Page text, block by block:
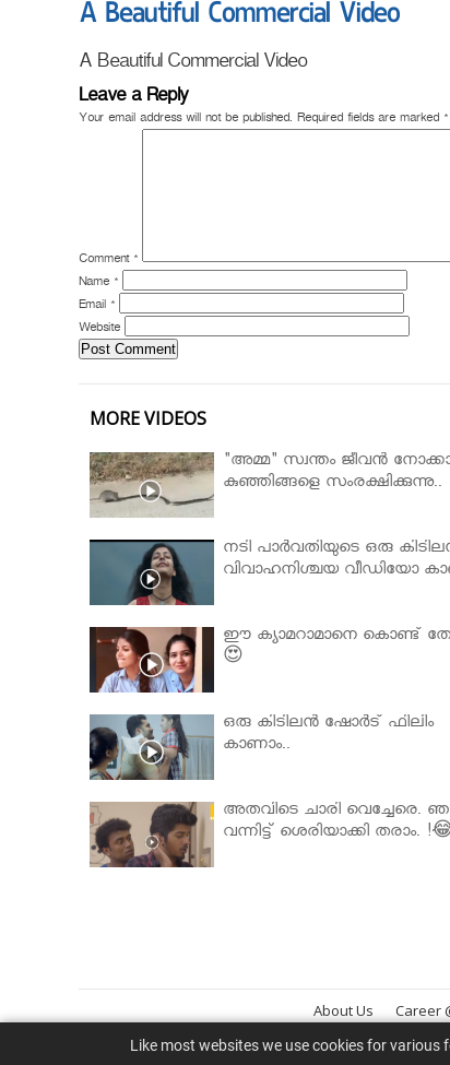
A Beautiful Commercial Video
A Beautiful Commercial Video
Leave a Reply
Your email address will not be published. Required fields are marked *
Comment *
Name *
Email *
Website
MORE VIDEOS
"അമ്മ" സ്വന്തം ജീവൻ
കുഞ്ഞിങ്ങളെ സംരക്ഷിക്കുന്നു..
നടി പാർവതിയുടെ ഒരു
വിവാഹനിശ്ചയ വീഡിയോ
ഈ ക്യാമറാമാനെ കൊണ്ട്
😍
ഒരു കിടിലൻ ഷോർട് ഫിലിം
കാണാം..
അതവിടെ ചാരി വെച്ചേരെ.
വന്നിട്ട് ശെരിയാക്കി തരാം.
About Us Career
Like most websites we use cookies for